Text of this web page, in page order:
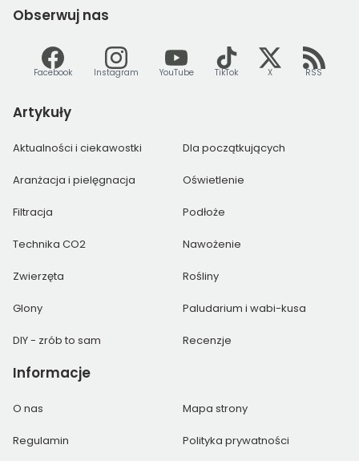
Obserwuj nas
Facebook Instagram YouTube TikTok X RSS
Artykuły
Aktualności i ciekawostki Dla początkujących
Aranżacja i pielęgnacja Oświetlenie
Filtracja Podłoże
Technika CO2 Nawożenie
Zwierzęta Rośliny
Glony Paludarium i wabi-kusa
DIY - zrób to sam Recenzje
Informacje
O nas Mapa strony
Regulamin Polityka prywatności